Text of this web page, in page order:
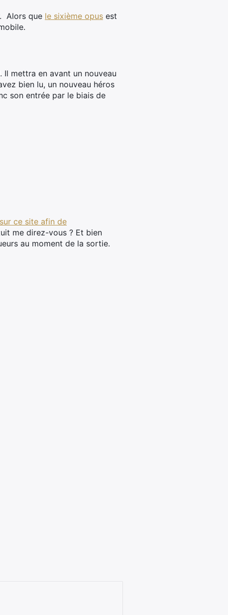
Alors que le sixième opus est
Il mettra en avant un nouveau
bien lu, un nouveau héros
son entrée par le biais de
sur ce site afin de
me direz-vous ? Et bien
au moment de la sortie.